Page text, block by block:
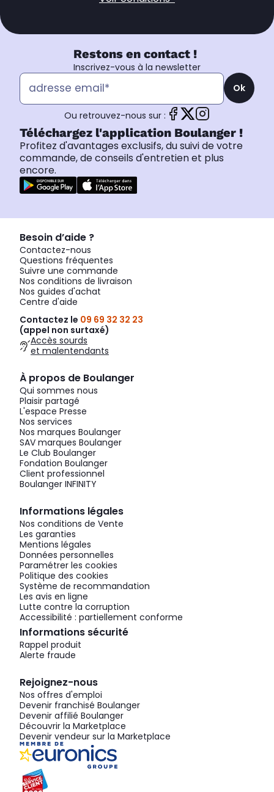
Restons en contact !
Inscrivez-vous à la newsletter
Ok
Ou retrouvez-nous sur :
Téléchargez l'application Boulanger !
Profitez d'avantages exclusifs, du suivi de votre
commande, de conseils d'entretien et plus
encore.
Besoin d’aide ?
Contactez-nous
Questions fréquentes
Suivre une commande
Nos conditions de livraison
Nos guides d'achat
Centre d'aide
Contactez le 09 69 32 32 23
(appel non surtaxé)
Accès sourds
et malentendants
À propos de Boulanger
Qui sommes nous
Plaisir partagé
L'espace Presse
Nos services
Nos marques Boulanger
SAV marques Boulanger
Le Club Boulanger
Fondation Boulanger
Client professionnel
Boulanger INFINITY
Informations légales
Nos conditions de Vente
Les garanties
Mentions légales
Données personnelles
Paramétrer les cookies
Politique des cookies
Système de recommandation
Les avis en ligne
Lutte contre la corruption
Accessibilité : partiellement conforme
Informations sécurité
Rappel produit
Alerte fraude
Rejoignez-nous
Nos offres d'emploi
Devenir franchisé Boulanger
Devenir affilié Boulanger
Découvrir la Marketplace
Devenir vendeur sur la Marketplace